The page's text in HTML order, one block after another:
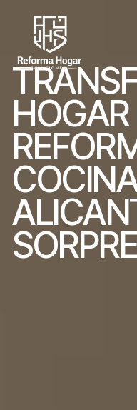
TRANSF
HOGAR
REFOR
COCIN
ALICAN
SORPRE